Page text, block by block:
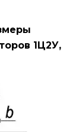
1Ц2У,